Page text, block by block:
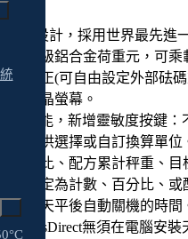
浮式)設計，採⽤世界最先
太等級鋁合⾦荷重元，可
動校正(可⾃由設定外部砝
光液晶螢幕。
功能，新增靈敏度按鍵
位可供選擇或⾃訂換算單
百分比、配⽅累計秤重、
可設定為計數、百分比、
使⽤天平後⾃動關機的時間
無須在電腦